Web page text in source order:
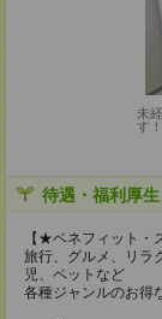
未
す
待遇・福利厚生
【★ベネフィット・
旅行、グルメ、リラ
児、ペットなど
各種ジャンルのお得